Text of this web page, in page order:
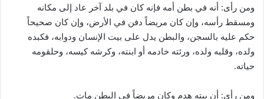
ومن رأى: أنه في بطن أمه فإنه كان في بلد آخر عاد إلى مكانه
ومسقط رأسه، وإن كان مريضاً دفن في الأرض، وإن كان صحيحاً
حكم عليه بالسجن، والبطن يدل على بيت الإنسان ودوابه، فكبده
ولده، وقلبه ولده، ورئته خادمه أو ابنته، وكرشه كيسه، وحلقومه
حياته.
ومن رأى: أن ببته هدم وكان مريضاً في البطن مات.